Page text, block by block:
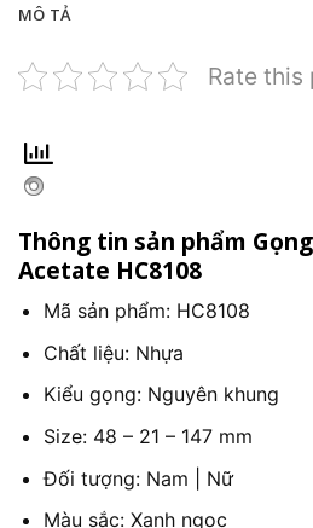
MÔ TẢ
Rate this
Thông tin sản phẩm
Acetate HC8108
Mã sản phẩm: HC8108
Chất liệu: Nhựa
Kiểu gọng: Nguyên khung
Size: 48 – 21 – 147 mm
Đối tượng: Nam | Nữ
Màu sắc: Xanh ngọc